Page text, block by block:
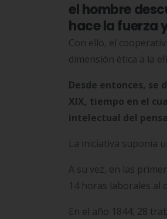
el hombre
hace la fuerza
Con ello, el
dimensión ética a la
Desde entonces, se
XIX, tiempo en el
intelectual del
La iniciativa suponía
A su vez, en las
14 horas laborales al
En el año 1844, 28